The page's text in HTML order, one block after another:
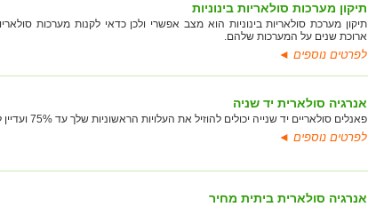
תיקון מערכות סולאריות בינוניות
תיקון מערכת סולאריות בינוניות הוא מצב אפשרי ולכן כדאי לקנות מערכות
ארוכת שנים על המערכות שלהם.
לפרטים נוספים ◄
אנרגיה סולארית יד שניה
פאנלים סולאריים יד שנייה יכולים להוזיל את העלויות הראשוניות שלך עד 75% ועדיין לעבוד כמו פאנל סולארי חדש.
לפרטים נוספים ◄
אנרגיה סולארית ביתית מחיר